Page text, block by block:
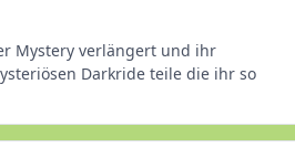
Mystery verlängert und ihr
Darkride teile die ihr so